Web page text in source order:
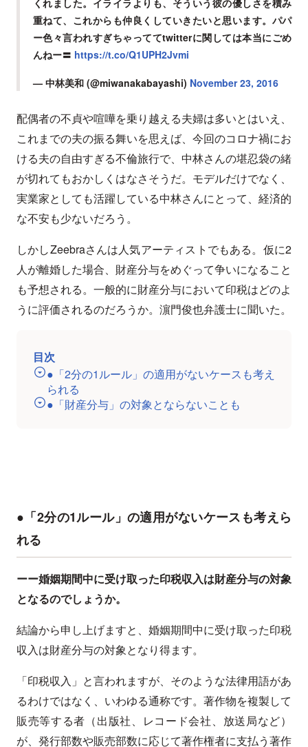
くれました。イライラよりも、そういう彼の優しさを積み
重ねて、これからも仲良くしていきたいと思います。パパ
ー色々言われすぎちゃっててtwitterに関しては本当にごめ
んねー〓 https://t.co/Q1UPH2Jvmi
— 中林美和 (@miwanakabayashi) November 23, 2016
配偶者の不貞や喧嘩を乗り越える夫婦は多いとはいえ、
これまでの夫の振る舞いを思えば、今回のコロナ禍にお
ける夫の自由すぎる不倫旅行で、中林さんの堪忍袋の緒
が切れてもおかしくはなさそうだ。モデルだけでなく、
実業家としても活躍している中林さんにとって、経済的
な不安も少ないだろう。
しかしZeebraさんは人気アーティストでもある。仮に2
人が離婚した場合、財産分与をめぐって争いになること
も予想される。一般的に財産分与において印税はどのよ
うに評価されるのだろうか。濵門俊也弁護士に聞いた。
目次
●「2分の1ルール」の適用がないケースも考え
られる
●「財産分与」の対象とならないことも
●「2分の1ルール」の適用がないケースも考えら
れる
ーー婚姻期間中に受け取った印税収入は財産分与の対象
となるのでしょうか。
結論から申し上げますと、婚姻期間中に受け取った印税
収入は財産分与の対象となり得ます。
「印税収入」と言われますが、そのような法律用語があ
るわけではなく、いわゆる通称です。著作物を複製して
販売等する者（出版社、レコード会社、放送局など）
が、発行部数や販売部数に応じて著作権者に支払う著作